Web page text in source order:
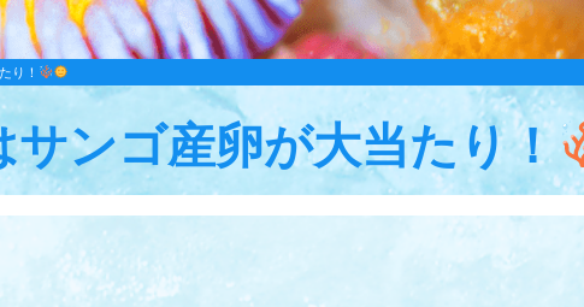
り！
サンゴ産卵が大当たり！